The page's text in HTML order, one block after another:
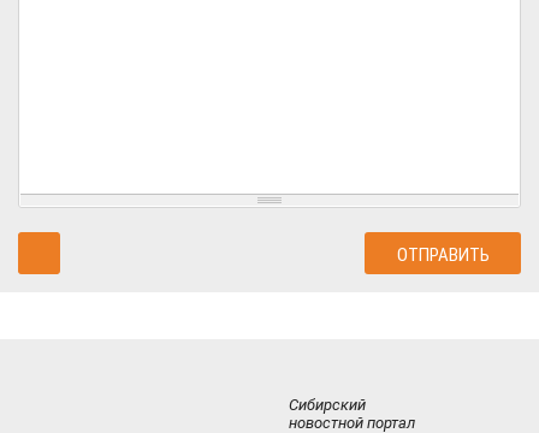
Сибирский
новостной портал